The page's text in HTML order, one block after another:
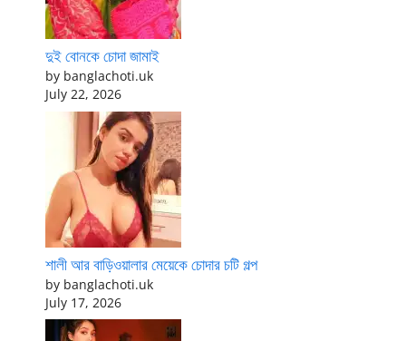
দুই বোনকে চোদা জামাই
by banglachoti.uk
July 22, 2026
শালী আর বাড়িওয়ালার মেয়েকে চোদার চটি গল্প
by banglachoti.uk
July 17, 2026